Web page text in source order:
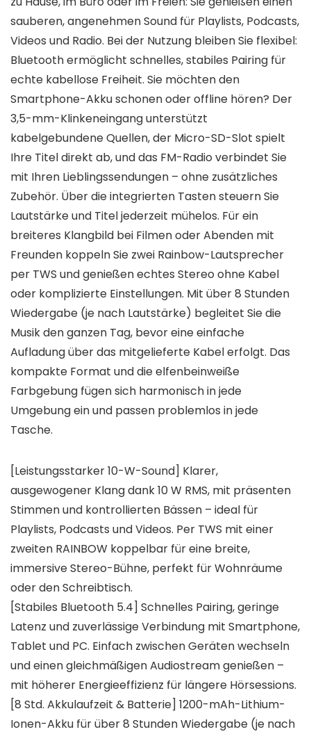
sauberen, angenehmen Sound für Playlists, Podcasts,
Videos und Radio. Bei der Nutzung bleiben Sie flexibel:
Bluetooth ermöglicht schnelles, stabiles Pairing für
echte kabellose Freiheit. Sie möchten den
Smartphone-Akku schonen oder offline hören? Der
3,5-mm-Klinkeneingang unterstützt
kabelgebundene Quellen, der Micro-SD-Slot spielt
Ihre Titel direkt ab, und das FM-Radio verbindet Sie
mit Ihren Lieblingssendungen – ohne zusätzliches
Zubehör. Über die integrierten Tasten steuern Sie
Lautstärke und Titel jederzeit mühelos. Für ein
breiteres Klangbild bei Filmen oder Abenden mit
Freunden koppeln Sie zwei Rainbow-Lautsprecher
per TWS und genießen echtes Stereo ohne Kabel
oder komplizierte Einstellungen. Mit über 8 Stunden
Wiedergabe (je nach Lautstärke) begleitet Sie die
Musik den ganzen Tag, bevor eine einfache
Aufladung über das mitgelieferte Kabel erfolgt. Das
kompakte Format und die elfenbeinweiße
Farbgebung fügen sich harmonisch in jede
Umgebung ein und passen problemlos in jede
Tasche.
[Leistungsstarker 10-W-Sound] Klarer,
ausgewogener Klang dank 10 W RMS, mit präsenten
Stimmen und kontrollierten Bässen – ideal für
Playlists, Podcasts und Videos. Per TWS mit einer
zweiten RAINBOW koppelbar für eine breite,
immersive Stereo-Bühne, perfekt für Wohnräume
oder den Schreibtisch.
[Stabiles Bluetooth 5.4] Schnelles Pairing, geringe
Latenz und zuverlässige Verbindung mit Smartphone,
Tablet und PC. Einfach zwischen Geräten wechseln
und einen gleichmäßigen Audiostream genießen –
mit höherer Energieeffizienz für längere Hörsessions.
[8 Std. Akkulaufzeit & Batterie] 1200-mAh-Lithium-
Ionen-Akku für über 8 Stunden Wiedergabe (je nach